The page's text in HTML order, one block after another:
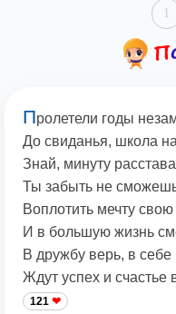
1
Пролетели годы
До свиданья, школа
Знай, минуту
Ты забыть не сможешь
Воплотить мечту свою
И в большую жизнь
В дружбу верь, в
Ждут успех и счастье
121